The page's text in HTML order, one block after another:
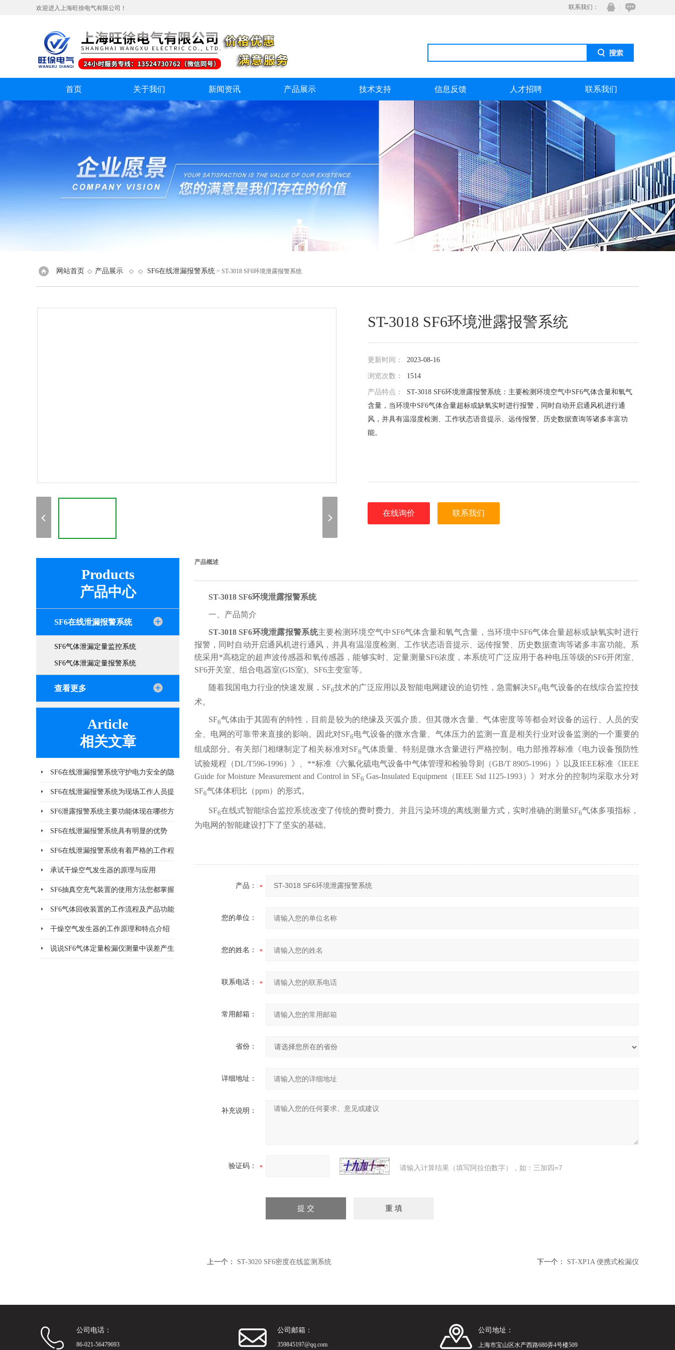
欢迎进入上海旺徐电气有限公司！ 联系我们：
在线咨
询
QQ
首页 关于我们 新闻资讯 产品展示 技术支持 信息反馈 人才招聘 联系我们
网站首页 ◇ 产品展示 ◇ ◇ SF6在线泄漏报警系统 > ST-3018 SF6环境泄露报警系统
ST-3018 SF6环境泄露报警系统
更新时间： 2023-08-16
浏览次数： 1514
产品特点： ST-3018 SF6环境泄露报警系统：主要检测环境空气中SF6气体含量和氧气
含量，当环境中SF6气体合量超标或缺氧实时进行报警，同时自动开启通风机进行通
风，并具有温湿度检测、工作状态语音提示、远传报警、历史数据查询等诸多丰富功
能。
在线询价 联系我们
Products
产品中心
SF6在线泄漏报警系统
SF6气体泄漏定量监控系统
SF6气体泄漏定量报警系统
查看更多
Article
相关文章
SF6在线泄漏报警系统守护电力安全的隐
形力量
SF6在线泄漏报警系统为现场工作人员提
供更多一层可靠保护
SF6泄露报警系统主要功能体现在哪些方
面
SF6在线泄漏报警系统具有明显的优势
SF6在线泄漏报警系统有着严格的工作程
序和要求
承试干燥空气发生器的原理与应用
SF6抽真空充气装置的使用方法您都掌握
了吗
SF6气体回收装置的工作流程及产品功能
说明
干燥空气发生器的工作原理和特点介绍
说说SF6气体定量检漏仪测量中误差产生
产品概述
ST-3018 SF6环境泄露报警系统
一、产品简介
ST-3018 SF6环境泄露报警系统主要检测环境空气中SF6气体含量和氧气含量，当环境中SF6气体合量超标或缺氧实时进行
报警，同时自动开启通风机进行通风，并具有温湿度检测、工作状态语音提示、远传报警、历史数据查询等诸多丰富功能。系
统采用*高稳定的超声波传感器和氧传感器，能够实时、定量测量SF6浓度，本系统可广泛应用于各种电压等级的SF6开闭室、
SF6开关室、组合电器室(GIS室)、SF6主变室等。
随着我国电力行业的快速发展，SF6技术的广泛应用以及智能电网建设的迫切性，急需解决SF6电气设备的在线综合监控技
术。
SF6气体由于其固有的特性，目前是较为的绝缘及灭弧介质。但其微水含量、气体密度等等都会对设备的运行、人员的安
全、电网的可靠带来直接的影响。因此对SF6电气设备的微水含量、气体压力的监测一直是相关行业对设备监测的一个重要的
组成部分。有关部门相继制定了相关标准对SF6气体质量、特别是微水含量进行严格控制。电力部推荐标准《电力设备预防性
试验规程（DL/T596-1996）》、**标准《六氟化硫电气设备中气体管理和检验导则（GB/T 8905-1996）》以及IEEE标准《IEEE
Guide for Moisture Measurement and Control in SF6 Gas-Insulated Equipment（IEEE Std 1125-1993）》对水分的控制均采取水分对
SF6气体体积比（ppm）的形式。
SF6在线式智能综合监控系统改变了传统的费时费力、并且污染环境的离线测量方式，实时准确的测量SF6气体多项指标，
为电网的智能建设打下了坚实的基础。
产品：
您的单位：
您的姓名：
联系电话：
常用邮箱：
省份：
详细地址：
补充说明：
验证码： 请输入计算结果（填写阿拉伯数字），如：三加四=7
上一个： ST-3020 SF6密度在线监测系统 下一个： ST-XP1A 便携式检漏仪
公司电话：
86-021-56479693
公司邮箱：
359845197@qq.com
公司地址：
上海市宝山区水产西路680弄4号楼509